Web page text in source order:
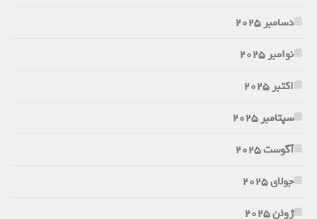
دسامبر 2025
نوامبر 2025
اکتبر 2025
سپتامبر 2025
آگوست 2025
جولای 2025
ژوئن 2025